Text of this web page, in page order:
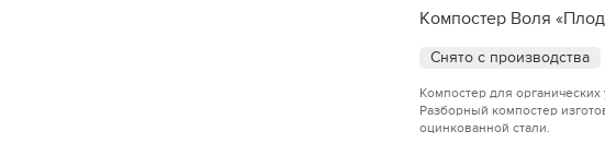
Компостер Воля
Снято с производства
Компостер для
Разборный компостер
оцинкованной стали.